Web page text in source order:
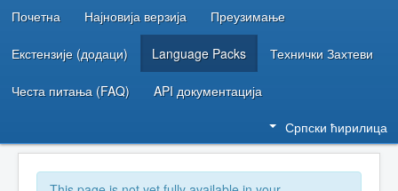
РЕСУРСИ ЗА РАЗВОЈ
Почетна Најновија верзија Преузимање
Екстензије (додаци) Language Packs Технички Захтеви
Честа питања (FAQ) API документација
Српски ћирилица